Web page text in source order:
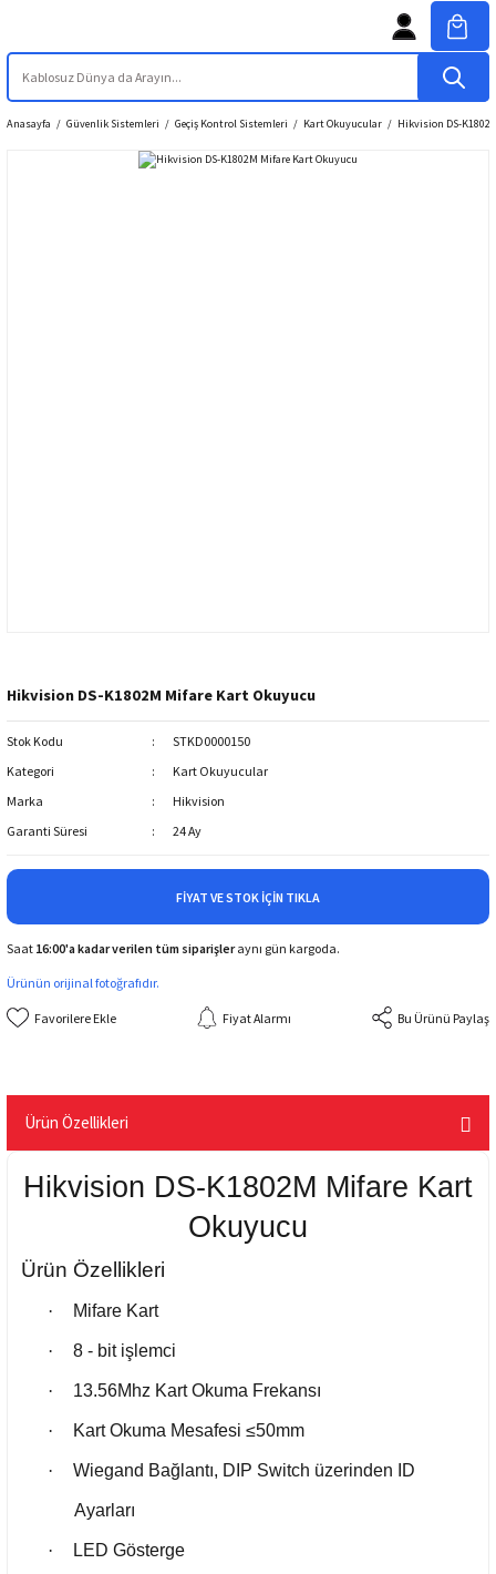
Anasayfa Güvenlik Sistemleri Geçiş Kontrol Sistemleri Kart Okuyucular Hikvision DS-
Hikvision DS-K1802M Mifare Kart Okuyucu
Stok Kodu
STKD0000150
Kategori
Kart Okuyucular
Marka
Hikvision
Garanti Süresi
24 Ay
FIYAT VE STOK İÇIN TIKLA
Saat 16:00'a kadar verilen tüm siparişleraynı gün kargoda.
Ürünün orijinal fotoğrafıdır.
Fiyat Alarmı Bu Ürünü Paylaş
Ürün Özellikleri
Hikvision DS-K1802M Mifare Kart
Okuyucu
Ürün Özellikleri
· Mifare Kart
· 8 - bit işlemci
· 13.56Mhz Kart Okuma Frekansı
· Kart Okuma Mesafesi ≤50mm
· Wiegand Bağlantı, DIP Switch üzerinden ID
Ayarları
· LED Gösterge